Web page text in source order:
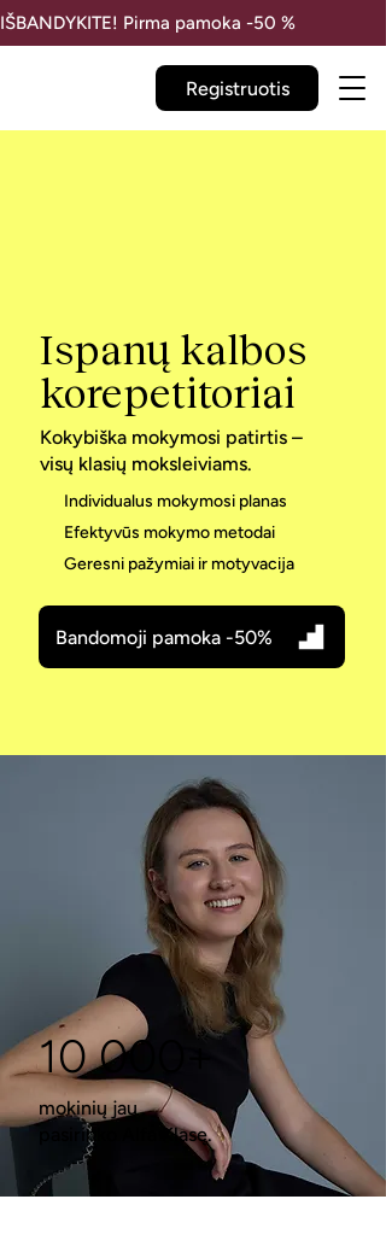
Registruotis
IŠBANDYKITE! Pirma pamoka -50 %
Ispanų kalbos
korepetitoriai
Kokybiška mokymosi patirtis –
visų klasių moksleiviams.
Individualus mokymosi planas
Efektyvūs mokymo metodai
Geresni pažymiai ir motyvacija
Bandomoji pamoka -50%
10 000+
mokinių jau
pasirinko Alfa Klasę.